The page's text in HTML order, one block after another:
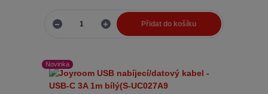
Přidat do košíku
Novinka